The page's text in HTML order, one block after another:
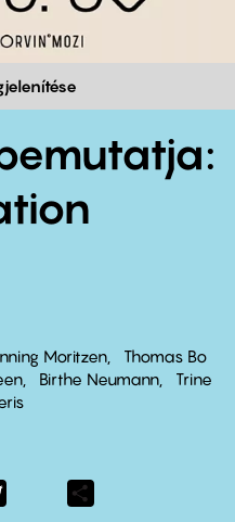
Moritzen
Thomas Bo
Birthe Neumann
Trine